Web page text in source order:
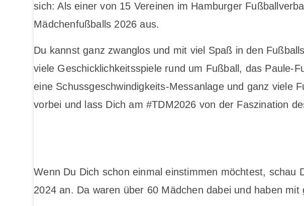
sich: Als einer von 15 Vereinen im Hamburger
Mädchenfußballs 2026 aus.
Du kannst ganz zwanglos und mit viel Spaß in den
viele Geschicklichkeitsspiele rund um Fußball, das Paule-
eine Schussgeschwindigkeits-Messanlage und ganz viele
vorbei und lass Dich am #TDM2026 von der Faszination
Wenn Du Dich schon einmal einstimmen möchtest, schau
2024 an. Da waren über 60 Mädchen dabei und haben